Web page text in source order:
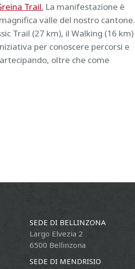
Trail. La manifestazione è
valle del nostro cantone.
Trail (27 km), il Walking (16 km)
per conoscere percorsi e
oltre che come
SEDE DI BELLINZONA
Largo Elvezia 2
6500 Bellinzona
SEDE DI MENDRISIO